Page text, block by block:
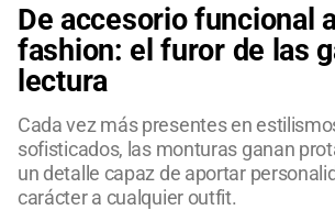
De accesorio funcional
fashion: el furor de las
lectura
Cada vez más presentes en
sofisticados, las monturas ganan
un detalle capaz de aportar
carácter a cualquier outfit.